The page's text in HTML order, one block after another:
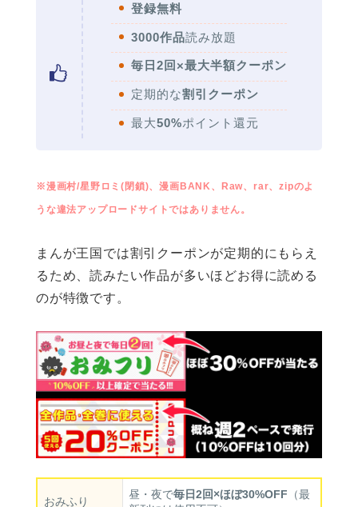
登録無料
3000作品読み放題
毎日2回×最大半額クーポン
定期的な割引クーポン
最大50%ポイント還元
※漫画村/星野ロミ(閉鎖)、漫画BANK、Raw、rar、zipのよ
うな違法アップロードサイトではありません。
まんが王国では割引クーポンが定期的にもらえ
るため、読みたい作品が多いほどお得に読める
のが特徴です。
おみふり
昼・夜で毎日2回×ほぼ30%OFF （最